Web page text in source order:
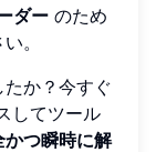
ダー のため
。
か？今すぐ
してツール
つ瞬時に解